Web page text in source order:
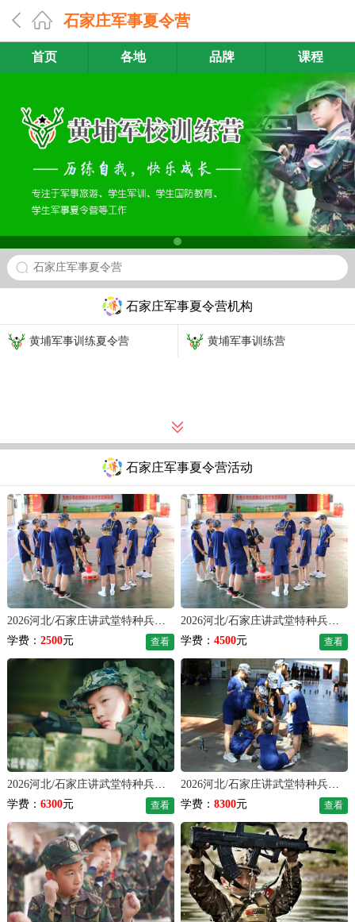
石家庄军事夏令营
首页 各地 品牌 课程
石家庄军事夏令营
石家庄军事夏令营机构
黄埔军事训练夏令营 黄埔军事训练营
石家庄军事夏令营活动
2026河北/石家庄讲武堂特种兵体验夏令营（7天）
学费： 2500元 查看
学费：4500元 查看
2026河北/石家庄讲武堂特种兵好习惯夏令营（21天）
学费： 6300元 查看
学费：8300元 查看